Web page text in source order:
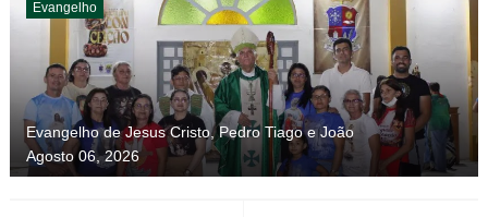
Evangelho
Evangelho de Jesus Cristo, Pedro Tiago e João
Agosto 06, 2026